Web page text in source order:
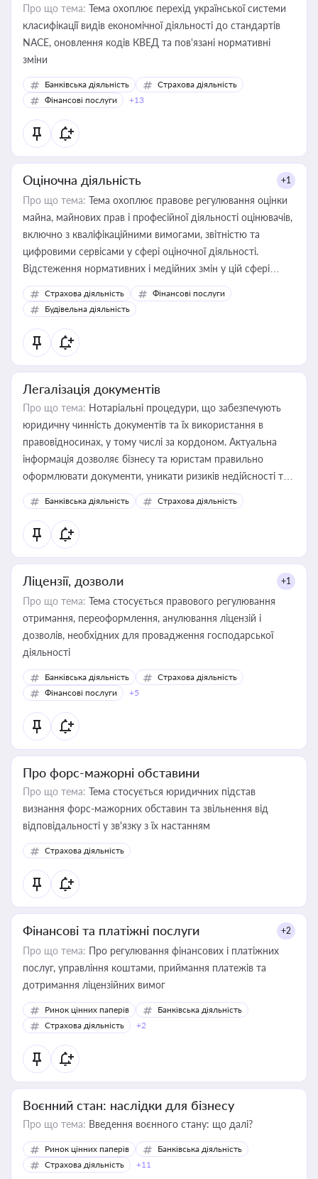
Про що тема: Тема охоплює перехід української системи
класифікації видів економічної діяльності до стандартів
NACE, оновлення кодів КВЕД та пов'язані нормативні
зміни
Банківська діяльність
Страхова діяльність
Фінансові послуги
+13
Оціночна діяльність +1
Про що тема: Тема охоплює правове регулювання оцінки
майна, майнових прав і професійної діяльності оцінювачів,
включно з кваліфікаційними вимогами, звітністю та
цифровими сервісами у сфері оціночної діяльності.
Відстеження нормативних і медійних змін у цій сфері
корисне для власника бізнесу, керівника, юриста або
бухгалтера під час оподаткування, приватизації, оренди
державного майна, корпоративних угод і перевірки
статусу суб'єктів оціночної діяльності
Страхова діяльність
Фінансові послуги
Будівельна діяльність
Легалізація документів
Про що тема: Нотаріальні процедури, що забезпечують
юридичну чинність документів та їх використання в
правовідносинах, у тому числі за кордоном. Актуальна
інформація дозволяє бізнесу та юристам правильно
оформлювати документи, уникати ризиків недійсності та
забезпечувати їх належне прийняття органами влади та
контрагентами
Банківська діяльність Страхова діяльність
Ліцензії, дозволи +1
Про що тема: Тема стосується правового регулювання
отримання, переоформлення, анулювання ліцензій і
дозволів, необхідних для провадження господарської
діяльності
Банківська діяльність
Страхова діяльність
Фінансові послуги
+5
Про форс-мажорні обставини
Про що тема: Тема стосується юридичних підстав
визнання форс-мажорних обставин та звільнення від
відповідальності у зв'язку з їх настанням
Страхова діяльність
Фінансові та платіжні послуги +2
Про що тема: Про регулювання фінансових і платіжних
послуг, управління коштами, приймання платежів та
дотримання ліцензійних вимог
Ринок цінних паперів
Банківська діяльність
Страхова діяльність
+2
Воєнний стан: наслідки для бізнесу
Про що тема: Введення воєнного стану: що далі?
Ринок цінних паперів
Банківська діяльність
Страхова діяльність
+11